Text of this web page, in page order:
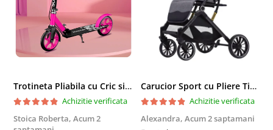
Trotineta Pliabila cu Cric si Maner Reglabil
Achizitie verificata
Stoica Roberta, Acum 2
Carucior Sport cu Pliere Tip Troller si Maner Reversibil - Gri
Achizitie verificata
Alexandra, Acum 2 saptamani